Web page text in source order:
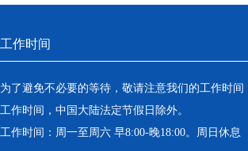
工作时间
为了避免不必要的等待，敬请注意我们的工作时间
工作时间，中国大陆法定节假日除外。
工作时间：周一至周六 早8:00-晚18:00。周日休息